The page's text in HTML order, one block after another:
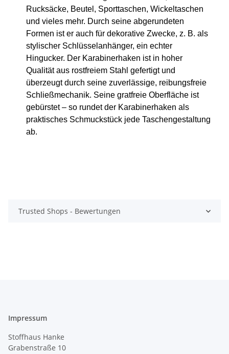
Rucksäcke, Beutel, Sporttaschen, Wickeltaschen
und vieles mehr. Durch seine abgerundeten
Formen ist er auch für dekorative Zwecke, z. B. als
stylischer Schlüsselanhänger, ein echter
Hingucker. Der Karabinerhaken ist in hoher
Qualität aus rostfreiem Stahl gefertigt und
überzeugt durch seine zuverlässige, reibungsfreie
Schließmechanik. Seine gratfreie Oberfläche ist
gebürstet – so rundet der Karabinerhaken als
praktisches Schmuckstück jede Taschengestaltung
ab.
Trusted Shops - Bewertungen
Impressum
Stoffhaus Hanke
Grabenstraße 10